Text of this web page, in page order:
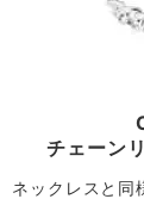
チェーン
ネックレスと同